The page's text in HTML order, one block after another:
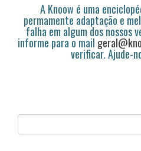
A Knoow é uma
permamente adaptação e
falha em algum dos nossos
informe para o mail
verificar. Ajude-